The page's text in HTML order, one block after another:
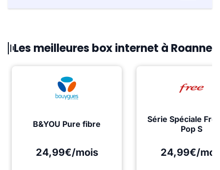
Les meilleures box internet à Roanne
B&YOU Pure fibre
24,99€/mois
Série Spéciale
Pop S
24,99€/